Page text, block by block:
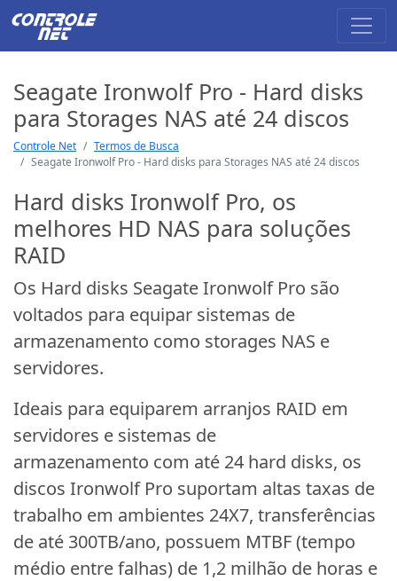
Seagate Ironwolf Pro - Hard disks
para Storages NAS até 24 discos
Controle Net
Termos de Busca
Seagate Ironwolf Pro - Hard disks para Storages NAS até 24 discos
Hard disks Ironwolf Pro, os
melhores HD NAS para soluções
RAID
Os Hard disks Seagate Ironwolf Pro são
voltados para equipar sistemas de
armazenamento como storages NAS e
servidores.
Ideais para equiparem arranjos RAID em
servidores e sistemas de
armazenamento com até 24 hard disks, os
discos Ironwolf Pro suportam altas taxas de
trabalho em ambientes 24X7, transferências
de até 300TB/ano, possuem MTBF (tempo
médio entre falhas) de 1,2 milhão de horas e